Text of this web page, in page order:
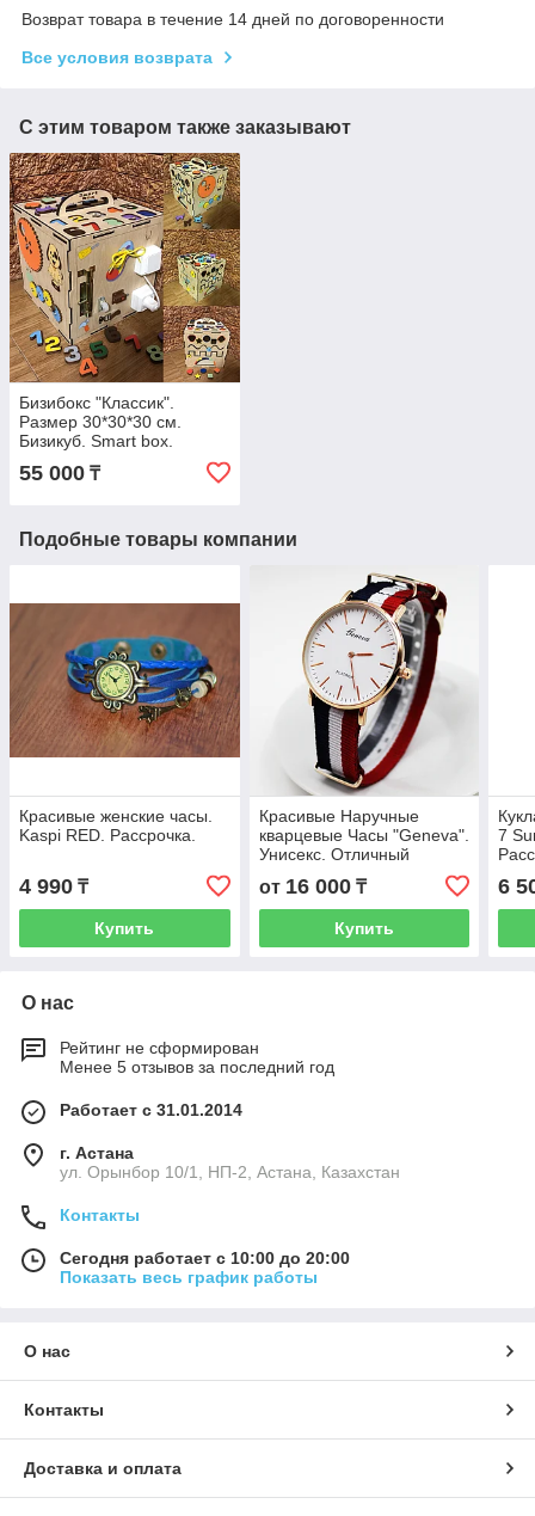
Возврат товара в течение 14 дней по договоренности
Все условия возврата
С этим товаром также заказывают
Бизибокс "Классик".
Размер 30*30*30 см.
Бизикуб. Smart box.
Ручная работа. Hand
Made. Развивающая
55 000 ₸
Подобные товары компании
Красивые женские часы.
Kaspi RED. Рассрочка.
4 990 ₸
Купить
Красивые Наручные
кварцевые Часы "Geneva".
Унисекс. Отличный
Рассрочка.
от 16 000₸
Купить
7
6
О нас
Рейтинг не сформирован
Менее 5 отзывов за последний год
Работает с 31.01.2014
г. Астана
ул. Орынбор 10/1, НП-2, Астана, Казахстан
Контакты
Сегодня работает с 10:00 до 20:00
Показать весь график работы
О нас
Контакты
Доставка и оплата